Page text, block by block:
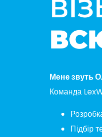
Мене звуть
Команда
Підбір